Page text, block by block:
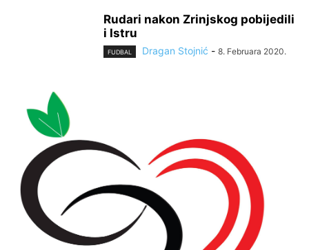
Rudari nakon Zrinjskog pobijedili
i Istru
FUDBAL Dragan Stojnić - 8. Februara 2020.